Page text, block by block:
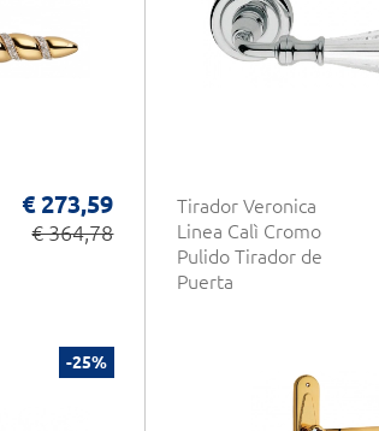
€ 273,59
€ 364,78
Tirador Veronica
Linea Calì Cromo
Pulido Tirador de
Puerta
-25%